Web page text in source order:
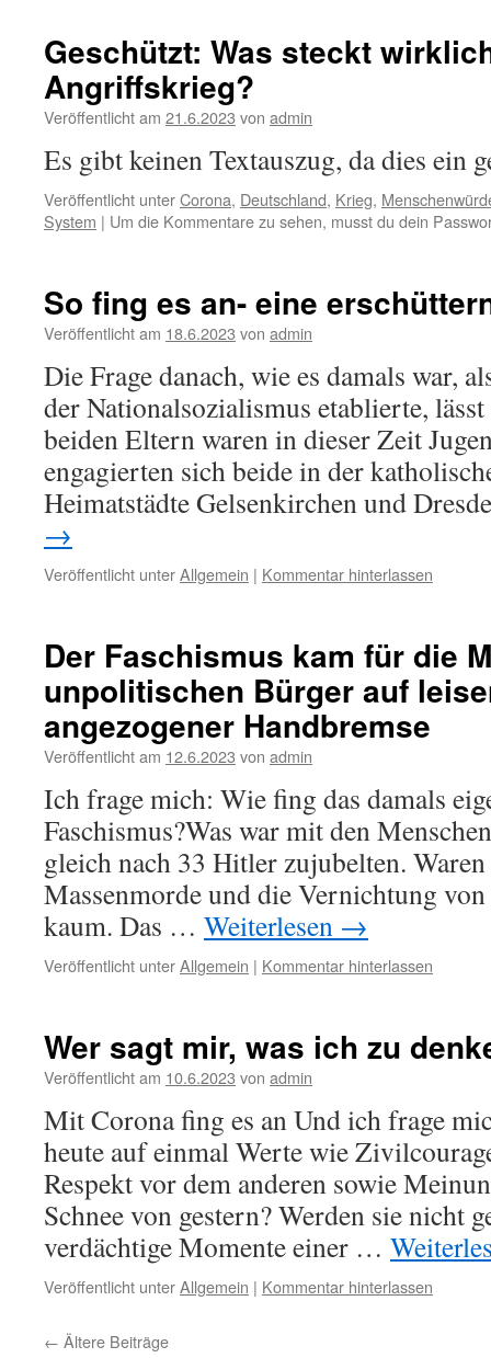
Geschützt: Was steckt
Angriffskrieg?
Veröffentlicht am 21.6.2023 von admin
Es gibt keinen Textauszug, da dies ein
Veröffentlicht unterCorona, Deutschland, Krieg,
System | Um die Kommentare zu sehen, musst du dein
So fing es an- eine
Veröffentlicht am 18.6.2023 von admin
Die Frage danach, wie es damals war,
der Nationalsozialismus etablierte,
beiden Eltern waren in dieser Zeit
engagierten sich beide in der
Heimatstädte Gelsenkirchen und
→
Veröffentlicht unterAllgemein | Kommentar hinterlassen
Der Faschismus kam für die
unpolitischen Bürger auf
angezogener Handbremse
Veröffentlicht am 12.6.2023 von admin
Ich frage mich: Wie fing das damals
Faschismus?Was war mit den
gleich nach 33 Hitler zujubelten.
Massenmorde und die Vernichtung
kaum. Das … Weiterlesen →
Veröffentlicht unterAllgemein | Kommentar hinterlassen
Wer sagt mir, was ich zu
Veröffentlicht am 10.6.2023 von admin
Mit Corona fing es an Und ich frage
heute auf einmal Werte wie
Respekt vor dem anderen sowie
Schnee von gestern? Werden sie nicht
verdächtige Momente einer …
Veröffentlicht unterAllgemein | Kommentar hinterlassen
← Ältere Beiträge